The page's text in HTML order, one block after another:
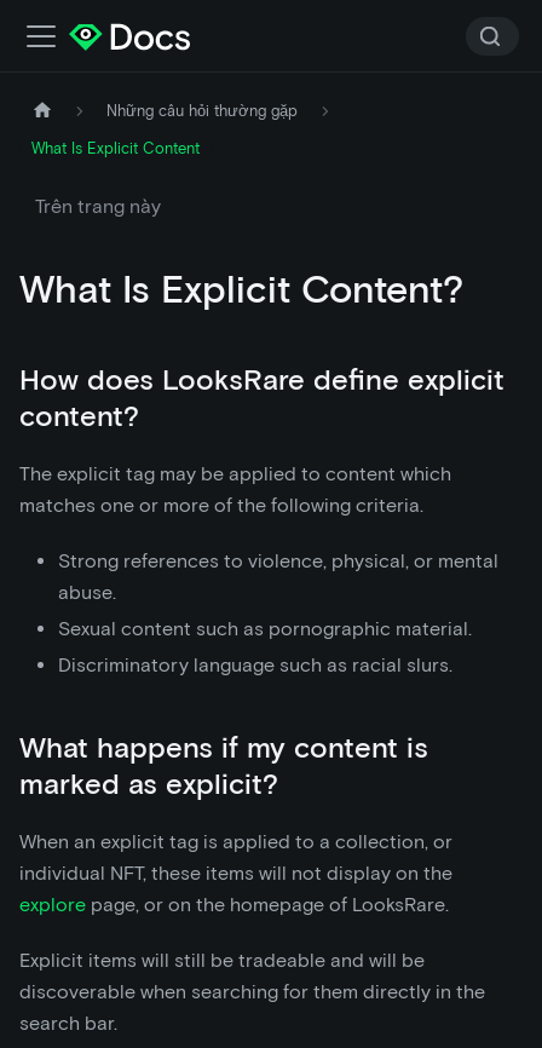
Những câu hỏi thường gặp
What Is Explicit Content
Trên trang này
What Is Explicit Content?
How does LooksRare define explicit
content?
The explicit tag may be applied to content which
matches one or more of the following criteria.
Strong references to violence, physical, or mental
abuse.
Sexual content such as pornographic material.
Discriminatory language such as racial slurs.
What happens if my content is
marked as explicit?
When an explicit tag is applied to a collection, or
individual NFT, these items will not display on the
explore page, or on the homepage of LooksRare.
Explicit items will still be tradeable and will be
discoverable when searching for them directly in the
search bar.